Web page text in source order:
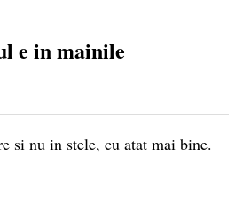
e in mainile
si nu in stele, cu atat mai bine.